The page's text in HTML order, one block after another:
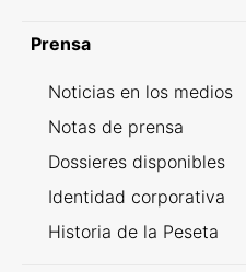
Prensa
Noticias en los medios
Notas de prensa
Dossieres disponibles
Identidad corporativa
Historia de la Peseta